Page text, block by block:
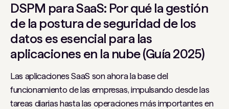
DSPM para SaaS: Por qué la gestión
de la postura de seguridad de los
datos es esencial para las
aplicaciones en la nube (Guía 2025)
Las aplicaciones SaaS son ahora la base del
funcionamiento de las empresas, impulsando desde las
tareas diarias hasta las operaciones más importantes en